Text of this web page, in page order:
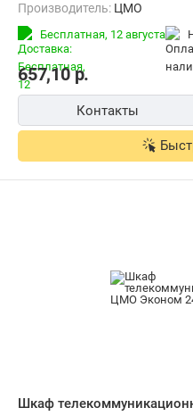
Производитель: ЦМО
Бесплатная, 12 августа
657,10р.
Контакты
Шкаф